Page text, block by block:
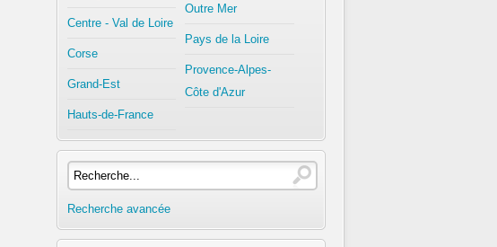
Centre - Val de Loire
Corse
Grand-Est
Hauts-de-France
Outre Mer
Pays de la Loire
Provence-Alpes-
Côte d'Azur
Recherche avancée